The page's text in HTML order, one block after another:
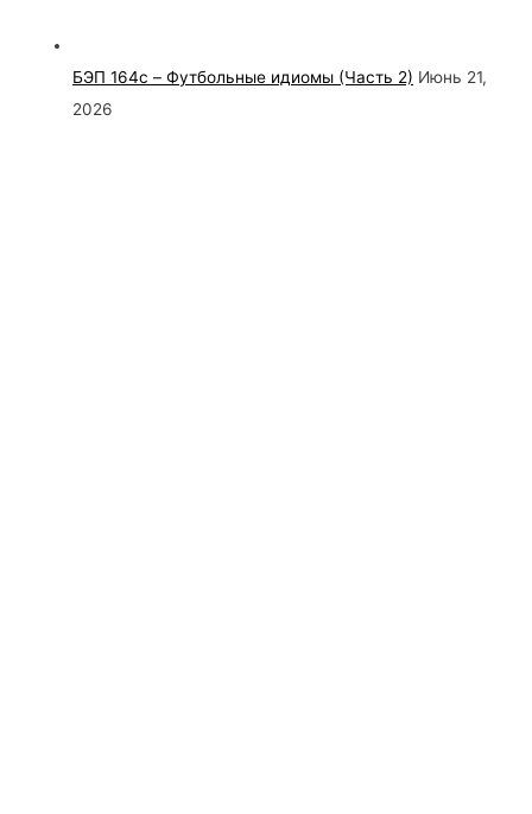
БЭП 164c – Футбольные идиомы (Часть 2) Июнь 21,
2026